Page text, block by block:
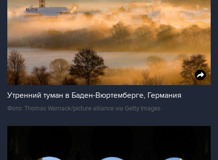
Утренний туман в Баден-Вюртемберге, Германия
Фото: Thomas Warnack/picture alliance via Getty Images